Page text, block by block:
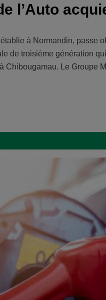
l’Auto
à Normandin, passe
de troisième génération
Chibougamau. Le Groupe